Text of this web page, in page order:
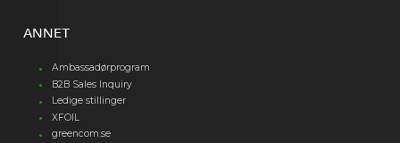
ANNET
Ambassadørprogram
B2B Sales Inquiry
Ledige stillinger
XFOIL
greencom.se